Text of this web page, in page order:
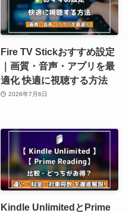
Fire TV Stickおすすめ設定
｜画質・音声・アプリを最
適化 快適に視聴する方法
2026年7月6日
Kindle UnlimitedとPrime